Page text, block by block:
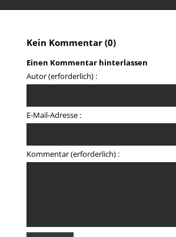
Kein Kommentar (0)
Einen Kommentar hinterlassen
Autor (erforderlich) :
E-Mail-Adresse :
Kommentar (erforderlich) :